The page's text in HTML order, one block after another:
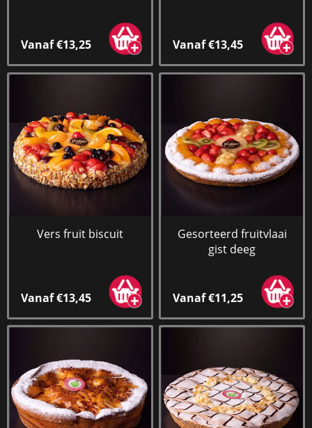
Vanaf €13,25 Vanaf €13,45
Vers fruit biscuit
Vanaf €13,45
Gesorteerd fruitvlaai
gist deeg
Vanaf €11,25